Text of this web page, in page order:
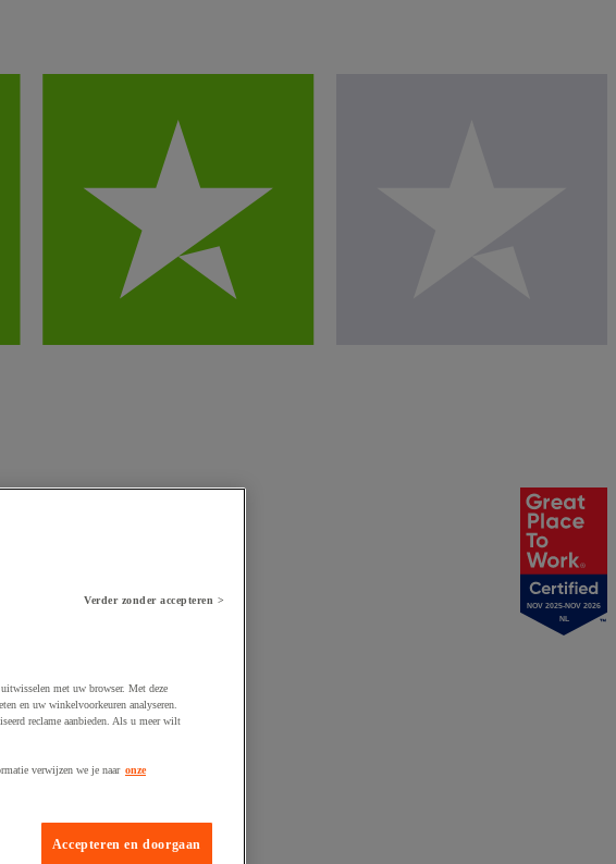
NOV 2025-NOV 2026
NL
Verder zonder accepteren >
met uw browser. Met deze
en uw winkelvoorkeuren analyseren.
reclame aanbieden. Als u meer wilt
verwijzen we je naar onze
Accepteren en doorgaan